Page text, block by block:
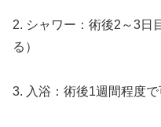
2. シャワー：術後2～3日
る）
3. 入浴：術後1週間程度